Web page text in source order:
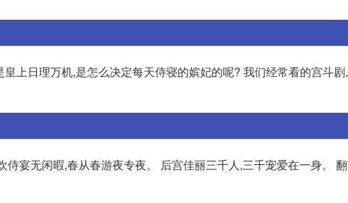
上日理万机,是怎么决定每天侍寝的嫔妃的呢? 我们经常看的宫斗剧,
宴无闲暇,春从春游夜专夜。 后宫佳丽三千人,三千宠爱在一身。 翻